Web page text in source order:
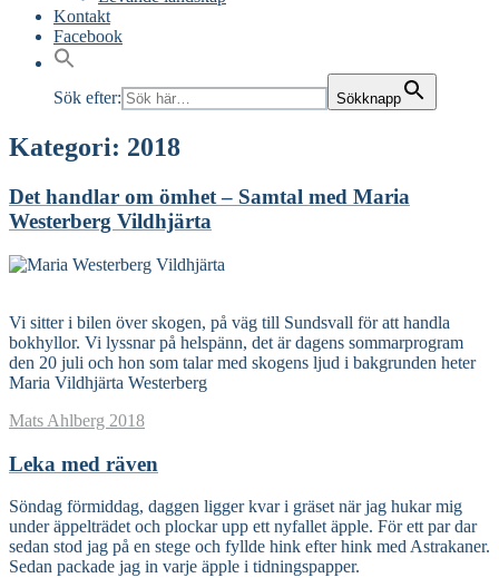
Kontakt
Facebook
Sök efter: Sökknapp
Kategori: 2018
Det handlar om ömhet – Samtal med Maria
Westerberg Vildhjärta
Vi sitter i bilen över skogen, på väg till Sundsvall för att handla
bokhyllor. Vi lyssnar på helspänn, det är dagens sommarprogram
den 20 juli och hon som talar med skogens ljud i bakgrunden heter
Maria Vildhjärta Westerberg
Mats Ahlberg 2018
Leka med räven
Söndag förmiddag, daggen ligger kvar i gräset när jag hukar mig
under äppelträdet och plockar upp ett nyfallet äpple. För ett par dar
sedan stod jag på en stege och fyllde hink efter hink med Astrakaner.
Sedan packade jag in varje äpple i tidningspapper.